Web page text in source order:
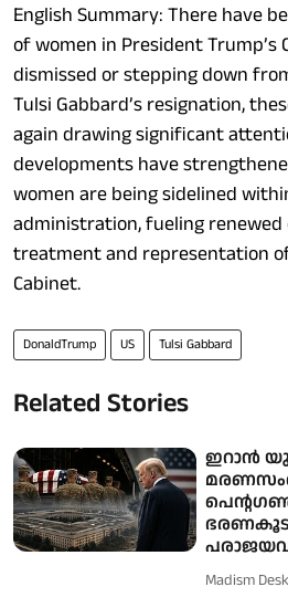
English Summary: There have
of women in President Trump’s
dismissed or stepping down
Tulsi Gabbard’s resignation,
again drawing significant
developments have
women are being sidelined
administration, fueling
treatment and representation
Cabinet.
DonaldTrump US Tulsi Gabbard
Related Stories
ഇറാന്‍
Madism Desk